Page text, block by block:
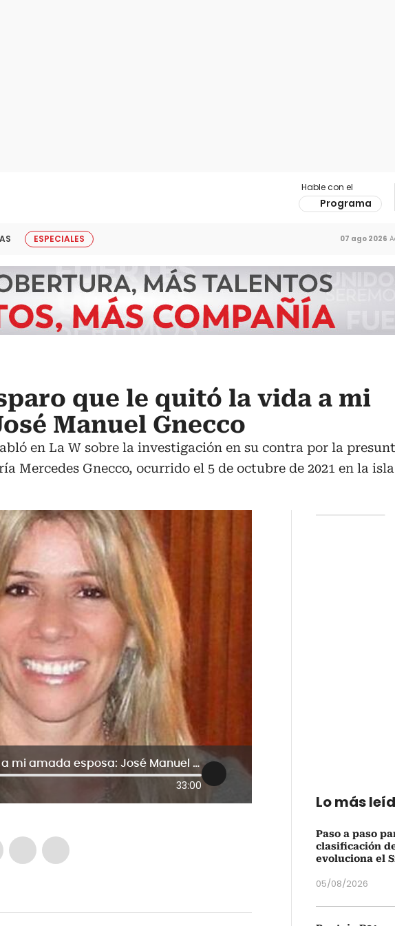
Hable con el
Programa
ESPECIALES 07 ago 2026
que le quitó la vida a mi
Manuel Gnecco
en La W sobre la investigación en su contra por la
Mercedes Gnecco, ocurrido el 5 de octubre de 2021 en la
Solo hubo un disparo que le quitó la vida a mi amada esposa: José Manuel Gnecco
33:00
Lo más
Paso a paso
clasificación
evoluciona el
05/08/2026